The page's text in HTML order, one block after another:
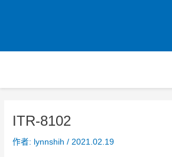
ITR-8102
作者: lynnshih/ 2021.02.19